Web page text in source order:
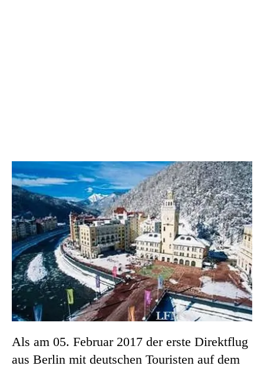
Als am 05. Februar 2017 der erste Direktflug
aus Berlin mit deutschen Touristen auf dem